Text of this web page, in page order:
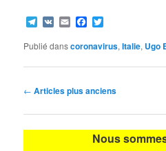
Telegram
VK EmailFacebook
Publié danscoronavirus,Italie, Ugo
Navigation
articles
← Articles plus anciens
Nous